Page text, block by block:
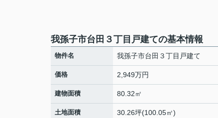
我孫子市台田３丁目戸建ての基本情報
物件名 我孫子市台田３丁目戸建て
価格 2,949万円
建物面積 80.32㎡
土地面積 30.26坪(100.05㎡)